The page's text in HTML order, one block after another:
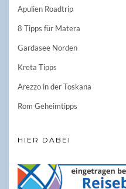
Apulien Roadtrip
8 Tipps für Matera
Gardasee Norden
Kreta Tipps
Arezzo in der Toskana
Rom Geheimtipps
HIER DABEI